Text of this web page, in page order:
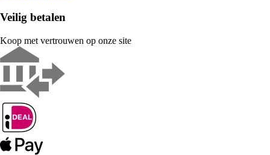
Veilig betalen
Koop met vertrouwen op onze site